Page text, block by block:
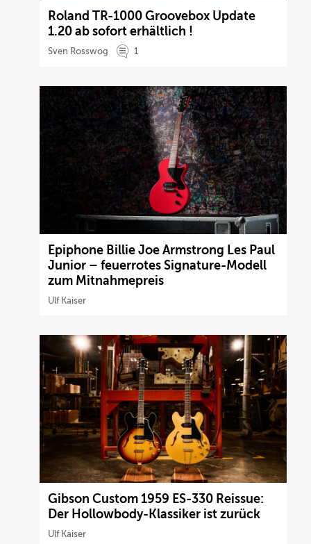
Roland TR-1000 Groovebox Update
1.20 ab sofort erhältlich !
Sven Rosswog 1
Epiphone Billie Joe Armstrong Les Paul
Junior – feuerrotes Signature-Modell
zum Mitnahmepreis
Ulf Kaiser
Gibson Custom 1959 ES-330 Reissue:
Der Hollowbody-Klassiker ist zurück
Ulf Kaiser